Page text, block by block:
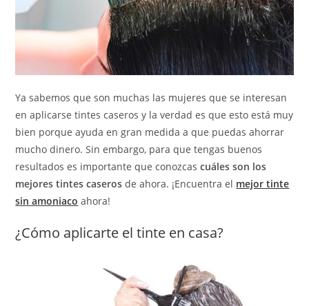
Ya sabemos que son muchas las mujeres que se interesan
en aplicarse tintes caseros y la verdad es que esto está muy
bien porque ayuda en gran medida a que puedas ahorrar
mucho dinero. Sin embargo, para que tengas buenos
resultados es importante que conozcascuáles son los
mejores tintes caseros de ahora. ¡Encuentra el mejor tinte
sin amoniaco ahora!
¿Cómo aplicarte el tinte en casa?